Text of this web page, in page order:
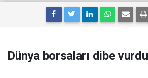
Dünya borsaları dibe vurdu